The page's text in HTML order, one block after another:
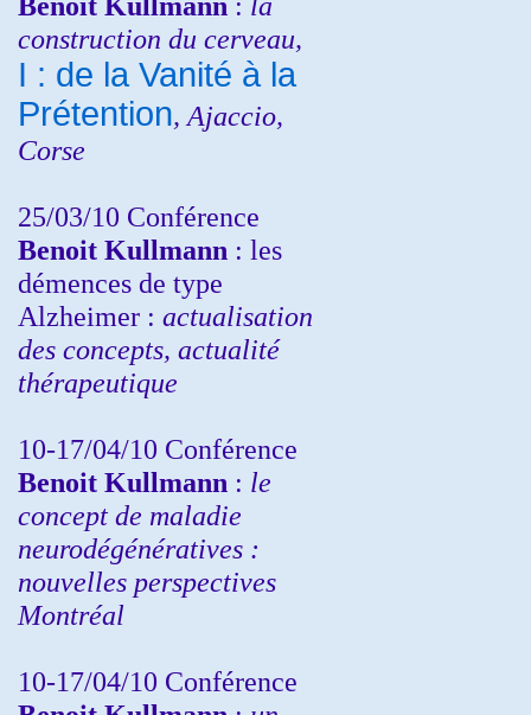
construction du cerveau,
I : de la Vanité à la
Prétention, Ajaccio,
Corse
25/03/10 Conférence
Benoit Kullmann : les
démences de type
Alzheimer : actualisation
des concepts, actualité
thérapeutique
10-17/04/10 Conférence
Benoit Kullmann : le
concept de maladie
neurodégénératives :
nouvelles perspectives
Montréal
10-17/04/10 Conférence